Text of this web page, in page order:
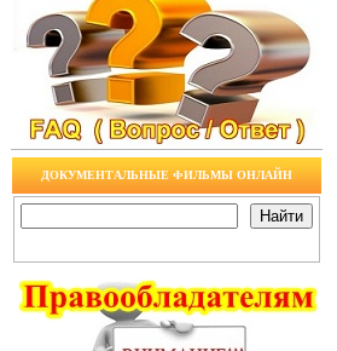
ДОКУМЕНТАЛЬНЫЕ ФИЛЬМЫ ОНЛАЙН